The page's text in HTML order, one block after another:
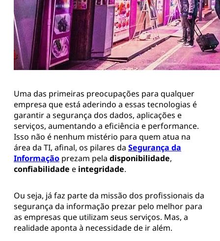
Uma das primeiras preocupações para qualquer
empresa que está aderindo a essas tecnologias é
garantir a segurança dos dados, aplicações e
serviços, aumentando a eficiência e performance.
Isso não é nenhum mistério para quem atua na
área da TI, afinal, os pilares da Segurança da
Informação prezam pela disponibilidade,
confiabilidade e integridade.
Ou seja, já faz parte da missão dos profissionais da
segurança da informação prezar pelo melhor para
as empresas que utilizam seus serviços. Mas, a
realidade aponta à necessidade de ir além.